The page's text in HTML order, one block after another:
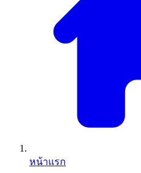
หน้าแรก